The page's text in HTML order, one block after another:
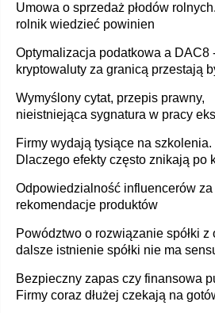
Umowa o sprzedaż płodów
rolnik wiedzieć powinien
Optymalizacja podatkowa a DAC8
kryptowaluty za granicą przestają
Wymyślony cytat, przepis prawny,
nieistniejąca sygnatura w pracy
firmie
Firmy wydają tysiące na szkolenia.
Dlaczego efekty często znikają po
Odpowiedzialność influencerów za
rekomendacje produktów
Powództwo o rozwiązanie spółki z
dalsze istnienie spółki nie ma
Bezpieczny zapas czy finansowa
Firmy coraz dłużej czekają na